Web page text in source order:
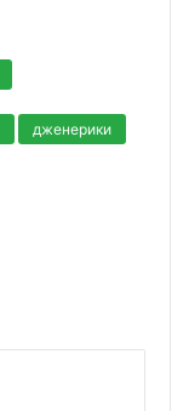
дженерики